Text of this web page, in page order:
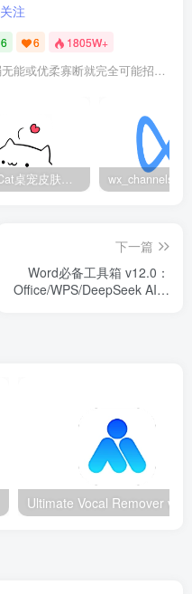
关注
6 6 1805W+
一个人仅仅因为软弱无能或优柔寡断就完全可能招致痛苦
BongoCat桌宠皮肤包大全：20款主题皮肤免费下载
下一篇
Word必备工具箱 v12.0：
Office/WPS/DeepSeek AI办